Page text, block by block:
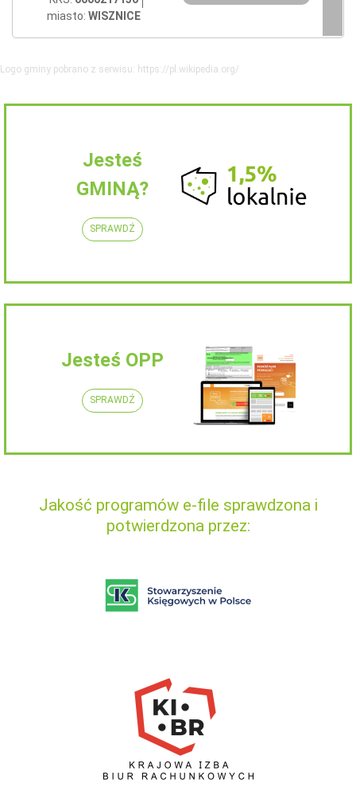
miasto: WISZNICE
Logo gminy pobrano z serwisu: https://pl.wikipedia.org/
Jesteś
GMINĄ?
SPRAWDŹ
Jesteś OPP
SPRAWDŹ
Jakość programów e-file sprawdzona i
potwierdzona przez: